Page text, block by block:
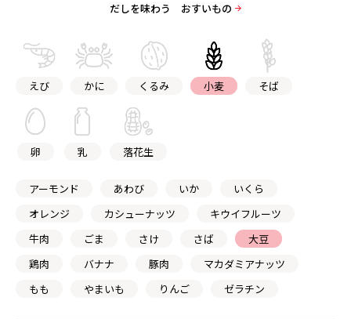
だしを味わう おすいもの
えび かに くるみ 小麦 そば
卵 乳 落花生
アーモンド あわび いか
いくら
オレンジ
カシューナッツ
キウイフルーツ
牛肉
ごま さけ さば
大豆
鶏肉
バナナ 豚肉
マカダミアナッツ
もも
やまいも りんご ゼラチン